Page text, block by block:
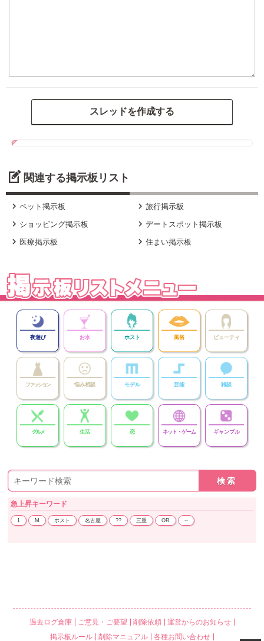
関連する掲示板リスト
 ペット掲示板  旅行掲示板
 ショッピング掲示板  デートスポット掲示板
 医療掲示板  住まい掲示板
夜遊び お水 ホスト 風俗 ビューティ
ファッション 悩み相談 モデル 芸能 雑談
グルメ 生活 恋 ネット・ゲーム ギャンブル
急上昇キーワード
1 M ホスト 名古屋 ?? 三重 OR --
過去ログ倉庫 ご意見・ご要望 削除依頼
運営からのお知らせ
掲示板ルール
削除マニュアル 各種お問い合わせ